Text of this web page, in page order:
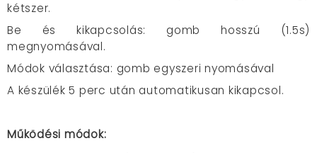
kétszer.
Be és kikapcsolás: gomb hosszú (1.5s)
megnyomásával.
Módok választása: gomb egyszeri nyomásával
A készülék 5 perc után automatikusan kikapcsol.
Működési módok: